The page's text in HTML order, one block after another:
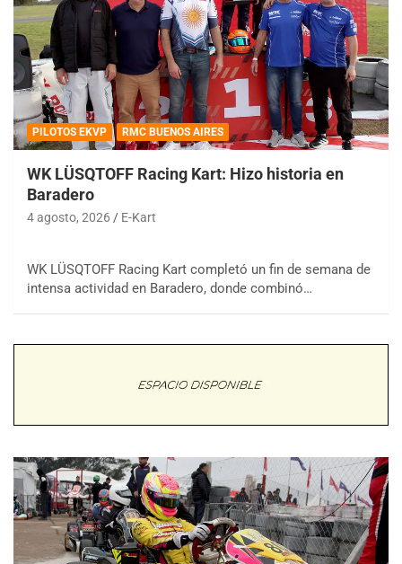
PILOTOS EKVP RMC BUENOS AIRES
WK LÜSQTOFF Racing Kart: Hizo historia en
Baradero
4 agosto, 2026 E-Kart
WK LÜSQTOFF Racing Kart completó un fin de semana de
intensa actividad en Baradero, donde combinó…